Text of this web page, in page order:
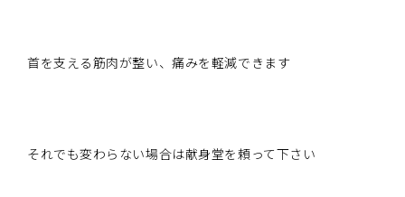
首を支える筋肉が整い、痛みを軽減できます
それでも変わらない場合は献身堂を頼って下さい